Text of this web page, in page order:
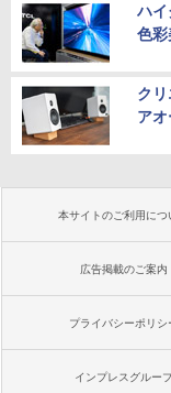
ハ
色彩
ク
ア
本サイトのご利用につ
広告掲載のご案内
プライバシーポリシ
インプレスグルー